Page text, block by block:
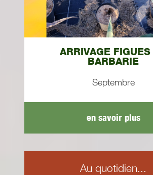
ARRIVAGE FIGUES
BARBARIE
Septembre
en savoir plus
Au quotidien...